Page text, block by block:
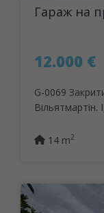
Гараж на
12.000 €
G-0069
Вільятмартін.
14 m2